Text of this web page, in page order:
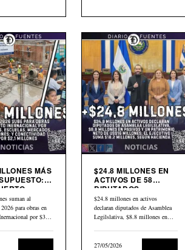
MÁS
Y
suman al
para obras en
por $30,2
$24.8 MILLONES EN
ACTIVOS DE 58
DIPUTADOS
DECLARADOS EN
HACIENDA
$24.8 millones en activos
declaran diputados de Asamblea
Legilslativa, $8.8 millones en
27/05/2026